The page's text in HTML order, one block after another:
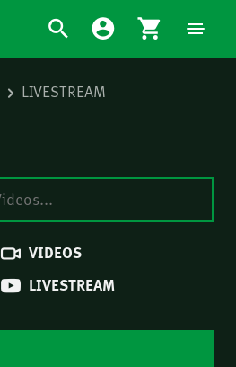
LIVESTREAM
VIDEOS
LIVESTREAM